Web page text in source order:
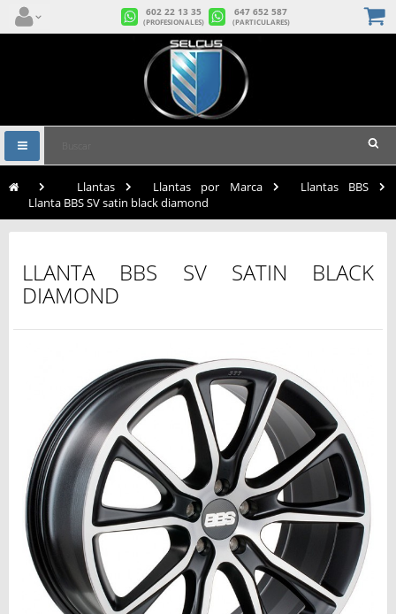
602 22 13 35
(PROFESIONALES)
647 652 587
(PARTICULARES)
Navegación
Toggle
Llantas Llantas por Marca
Llantas BBS
Llanta BBS SV satin black diamond
LLANTA BBS SV SATIN BLACK
DIAMOND